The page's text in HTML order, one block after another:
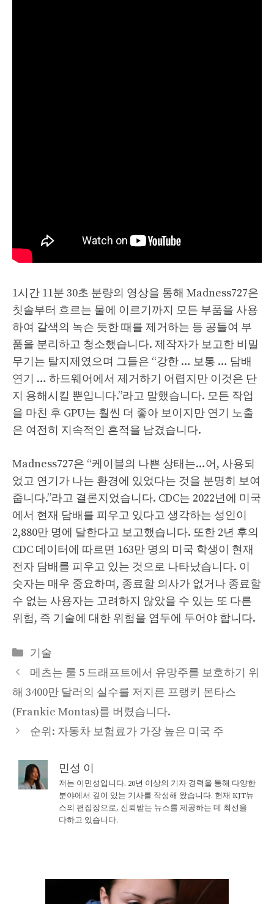
1시간 11분 30초 분량의 영상을 통해 Madness727은
칫솔부터 흐르는 물에 이르기까지 모든 부품을 사용
하여 갈색의 녹슨 듯한 때를 제거하는 등 공들여 부
품을 분리하고 청소했습니다. 제작자가 보고한 비밀
무기는 탈지제였으며 그들은 “강한 … 보통 … 담배
연기 … 하드웨어에서 제거하기 어렵지만 이것은 단
지 용해시킬 뿐입니다.”라고 말했습니다. 모든 작업
을 마친 후 GPU는 훨씬 더 좋아 보이지만 연기 노출
은 여전히 ​​지속적인 흔적을 남겼습니다.
Madness727은 “케이블의 나쁜 상태는…어, 사용되
었고 연기가 나는 환경에 있었다는 것을 분명히 보여
줍니다.”라고 결론지었습니다. CDC는 2022년에 미국
에서 현재 담배를 피우고 있다고 생각하는 성인이
2,880만 명에 달한다고 보고했습니다. 또한 2년 후의
CDC 데이터에 따르면 163만 명의 미국 학생이 현재
전자 담배를 피우고 있는 것으로 나타났습니다. 이
숫자는 매우 중요하며, 종료할 의사가 없거나 종료할
수 없는 사용자는 고려하지 않았을 수 있는 또 다른
위험, 즉 기술에 대한 위험을 염두에 두어야 합니다.
Categories
기술
메츠는 룰 5 드래프트에서 유망주를 보호하기 위
해 3400만 달러의 실수를 저지른 프랭키 몬타스
(Frankie Montas)를 버렸습니다.
순위: 자동차 보험료가 가장 높은 미국 주
민성 이
저는 이민성입니다. 20년 이상의 기자 경력을 통해 다양한
분야에서 깊이 있는 기사를 작성해 왔습니다. 현재 KJT뉴
스의 편집장으로, 신뢰받는 뉴스를 제공하는 데 최선을
다하고 있습니다.